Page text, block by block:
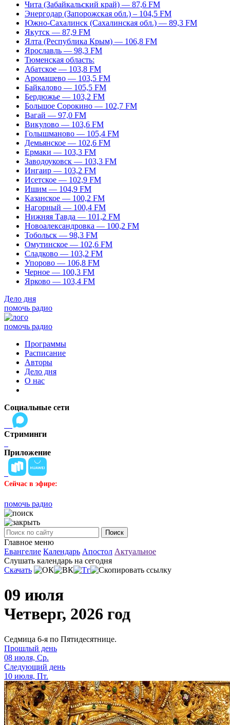
Чита (Забайкальский край) — 87,6 FM
Энергодар (Запорожская обл.) – 104,5 FM
Южно-Сахалинск (Сахалинская обл.) — 89,3 FM
Якутск — 87,9 FM
Ялта (Республика Крым) — 106,8 FM
Ярославль — 98,3 FM
Тюменская область:
Абатское — 103,8 FM
Аромашево — 103,5 FM
Байкалово — 105,5 FM
Бердюжье — 103,2 FM
Большое Сорокино — 102,7 FM
Вагай — 97,0 FM
Викулово — 103,6 FM
Голышманово — 105,4 FM
Демьянское — 102,6 FM
Ермаки — 103,3 FM
Заводоуковск — 103,3 FM
Ингаир — 103,2 FM
Исетское — 102,9 FM
Ишим — 104,9 FM
Казанское — 100,2 FM
Нагорный — 100,4 FM
Нижняя Тавда — 101,2 FM
Новоалександровка — 100,2 FM
Тобольск — 98,3 FM
Омутинское — 102,6 FM
Сладково — 103,2 FM
Упорово — 106,8 FM
Черное — 100,3 FM
Ярково — 103,4 FM
Дело дня
помочь радио
помочь радио
Программы
Расписание
Авторы
Дело дня
О нас
Социальные сети
Стриминги
Приложение
Сейчас в эфире:
помочь радио
Поиск
Главное меню
Евангелие Календарь Апостол Актуальное
Слушать календарь на сегодня
Скачать
09 июля
Четверг, 2026 год
Седмица 6-я по Пятидесятнице.
Прошлый день
08 июля, Ср.
Следующий день
10 июля, Пт.